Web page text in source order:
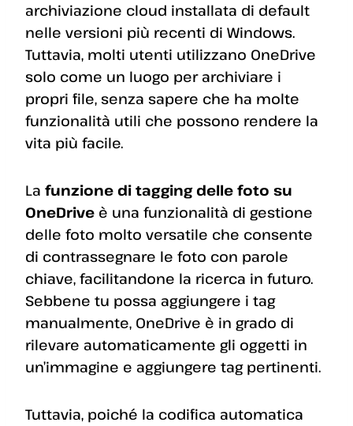
archiviazione cloud installata di default
nelle versioni più recenti di Windows.
Tuttavia, molti utenti utilizzano OneDrive
solo come un luogo per archiviare i
propri file, senza sapere che ha molte
funzionalità utili che possono rendere la
vita più facile.
La funzione di tagging delle foto su
OneDrive è una funzionalità di gestione
delle foto molto versatile che consente
di contrassegnare le foto con parole
chiave, facilitandone la ricerca in futuro.
Sebbene tu possa aggiungere i tag
manualmente, OneDrive è in grado di
rilevare automaticamente gli oggetti in
un’immagine e aggiungere tag pertinenti.
Tuttavia, poiché la codifica automatica